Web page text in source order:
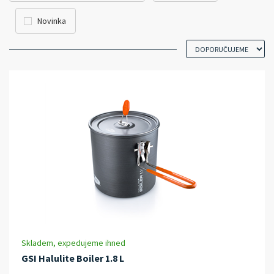
Novinka
Skladem, expedujeme ihned
GSI Halulite Boiler 1.8 L